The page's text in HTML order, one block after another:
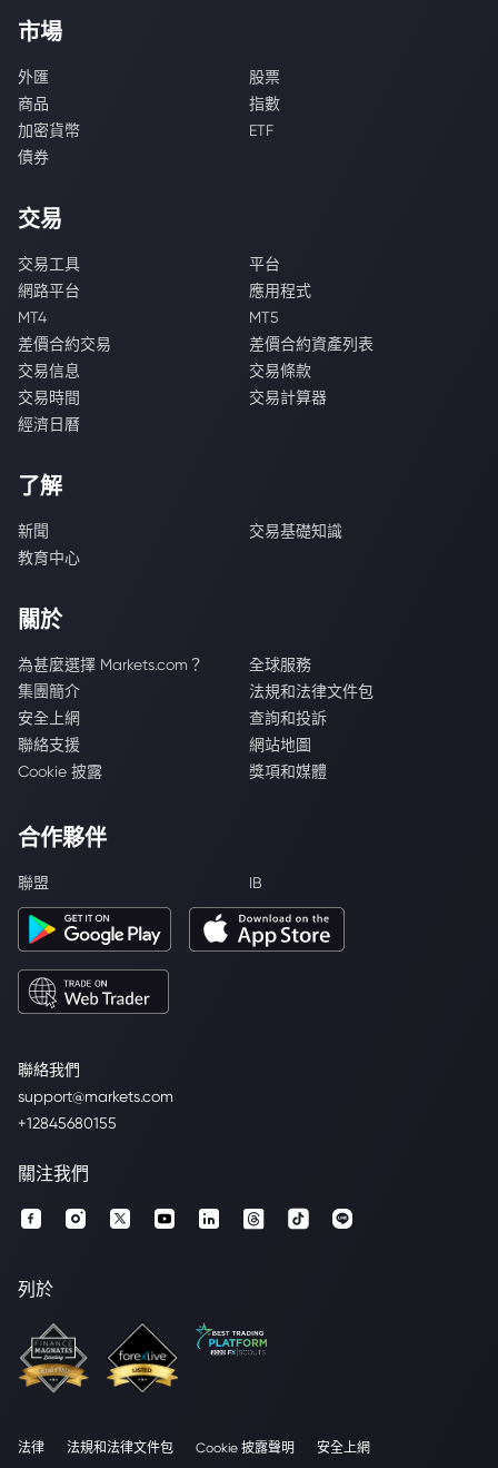
聯絡我們
support@markets.com
+12845680155
市場
外匯
股票
商品
指數
加密貨幣
ETF
債券
交易
交易工具
平台
網路平台
應用程式
MT4
MT5
差價合約交易
差價合約資產列表
交易信息
交易條款
交易時間
交易計算器
經濟日曆
了解
新聞
交易基礎知識
教育中心
關於
為甚麼選擇 Markets.com？
全球服務
集團簡介
法規和法律文件包
安全上網
查詢和投訴
聯絡支援
網站地圖
Cookie 披露
獎項和媒體
合作夥伴
聯盟 IB
關注我們
列於
法律 法規和法律文件包 Cookie 披露聲明 安全上網